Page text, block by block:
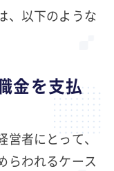
、以下のような
金を支払
営者にとって、
らわれるケース